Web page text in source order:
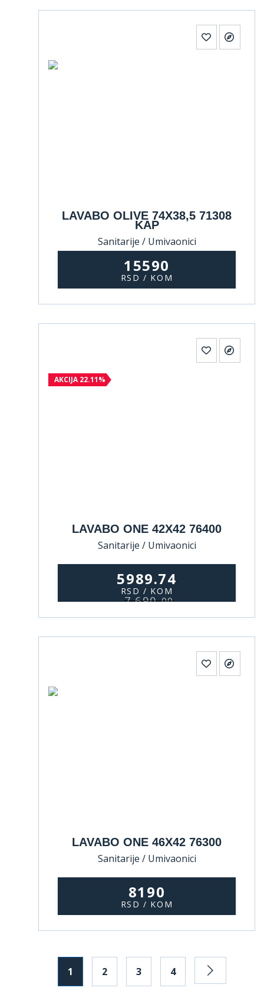
LAVABO OLIVE 74X38,5 71308
KAP
Sanitarije / Umivaonici
15590
RSD / KOM
AKCIJA 22.11%
LAVABO ONE 42X42 76400
Sanitarije / Umivaonici
5989.74
RSD / KOM
7.690,00
LAVABO ONE 46X42 76300
Sanitarije / Umivaonici
8190
RSD / KOM
1 2 3 4